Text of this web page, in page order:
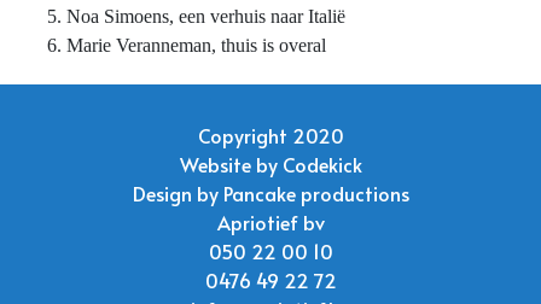
Noa Simoens, een verhuis naar Italië
Marie Veranneman, thuis is overal
Copyright 2020
Website by Codekick
Design by Pancake productions
Apriotief bv
050 22 00 10
0476 49 22 72